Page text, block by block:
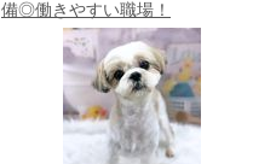
備◎働きやすい職場！